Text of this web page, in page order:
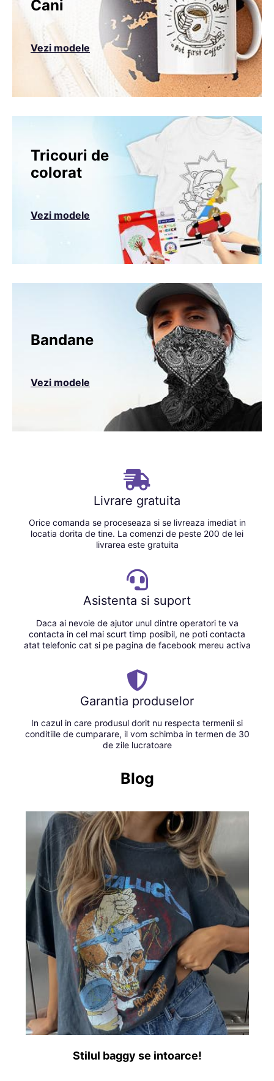
Cani
Vezi modele
Tricouri de
colorat
Vezi modele
Bandane
Vezi modele
Livrare gratuita
Orice comanda se proceseaza si se livreaza imediat in
locatia dorita de tine. La comenzi de peste 200 de lei
livrarea este gratuita
Asistenta si suport
Daca ai nevoie de ajutor unul dintre operatori te va
contacta in cel mai scurt timp posibil, ne poti contacta
atat telefonic cat si pe pagina de facebook mereu activa
Garantia produselor
In cazul in care produsul dorit nu respecta termenii si
conditiile de cumparare, il vom schimba in termen de 30
de zile lucratoare
Blog
Stilul baggy se intoarce!